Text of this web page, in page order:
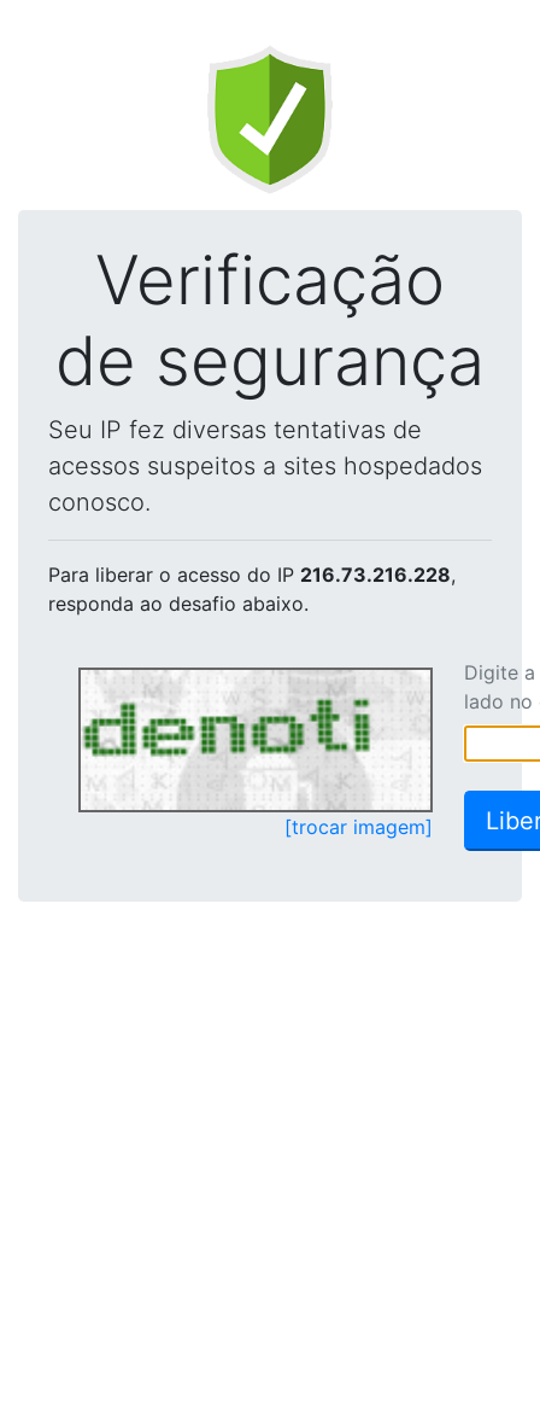
Verificação
de segurança
Seu IP fez diversas tentativas de
acessos suspeitos a sites hospedados
conosco.
Para liberar o acesso do IP 216.73.216.228,
responda ao desafio abaixo.
[trocar imagem]
Digite
lado no